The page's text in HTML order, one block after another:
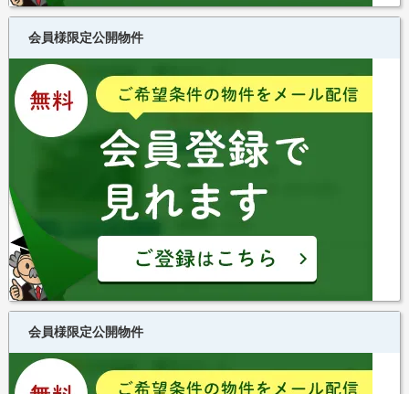
会員様限定公開物件
会員様限定公開物件